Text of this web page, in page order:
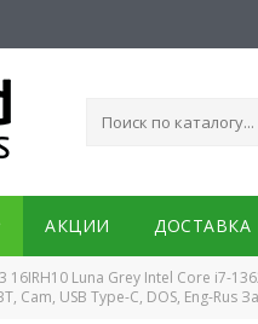
АКЦИИ ДОСТАВКА
16IRH10 Luna Grey Intel Core i7-
Cam, USB Type-C, DOS, Eng-Rus